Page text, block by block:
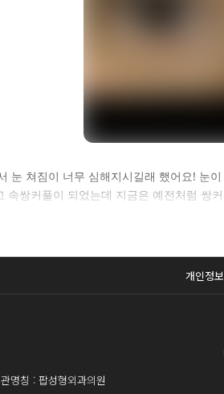
셀카후기 전체
로그인 후 확인하실
눈 쳐짐이 너무 심해지시길래 했어요! 눈
속쌍커풀이 되었는데 지금은 예전처럼
개인정
명칭 : 팝성형외과의원